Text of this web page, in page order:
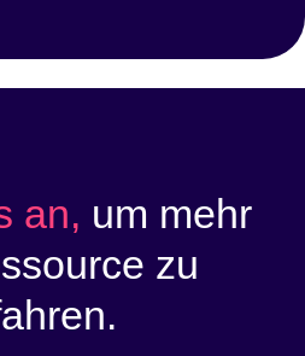
an, um mehr
zu